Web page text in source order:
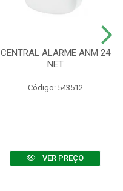
CENTRAL ALARME ANM 24
NET
Código: 543512
VER PREÇO